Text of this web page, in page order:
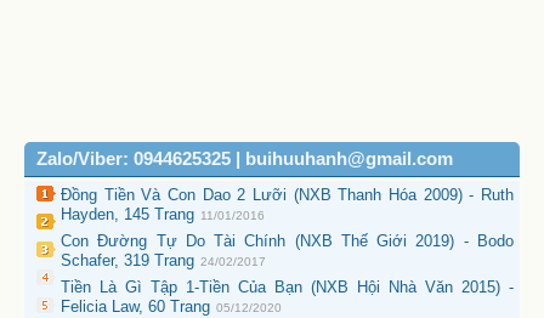
Zalo/Viber: 0944625325 | buihuuhanh@gmail.com
Đồng Tiền Và Con Dao 2 Lưỡi (NXB Thanh Hóa 2009) - Ruth
Hayden, 145 Trang 11/01/2016
Con Đường Tự Do Tài Chính (NXB Thế Giới 2019) - Bodo
Schafer, 319 Trang 24/02/2017
Tiền Là Gì Tập 1-Tiền Của Bạn (NXB Hội Nhà Văn 2015) -
Felicia Law, 60 Trang 05/12/2020